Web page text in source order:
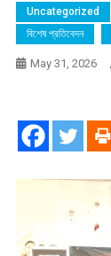
Uncategorized
বিশেষ প্রতিবেদন
May 31, 2026